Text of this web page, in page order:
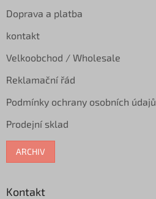
Doprava a platba
kontakt
Velkoobchod / Wholesale
Reklamační řád
Podmínky ochrany osobních údajů
Prodejní sklad
ARCHIV
Kontakt